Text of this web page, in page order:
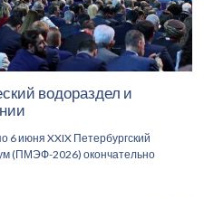
водораздел и
6 июня XXIX Петербургский
(ПМЭФ-2026) окончательно